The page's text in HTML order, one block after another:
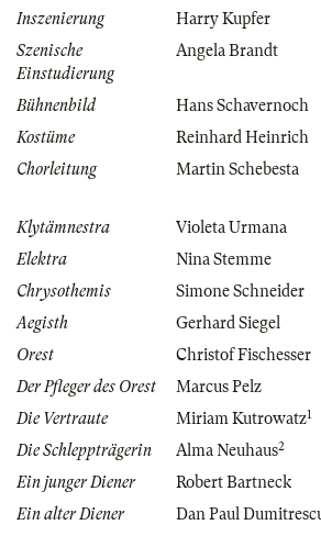
Inszenierung
Harry Kupfer
Szenische
Einstudierung
Angela Brandt
Bühnenbild
Hans Schavernoch
Kostüme
Reinhard Heinrich
Chorleitung
Martin Schebesta
Klytämnestra
Violeta Urmana
Elektra
Nina Stemme
Chrysothemis
Simone Schneider
Aegisth
Gerhard Siegel
Orest
Christof Fischesser
Der Pfleger des Orest
Marcus Pelz
Die Vertraute
Miriam Kutrowatz1
Die Schleppträgerin Alma Neuhaus2
Ein junger Diener
Robert Bartneck
Ein alter Diener
Dan Paul